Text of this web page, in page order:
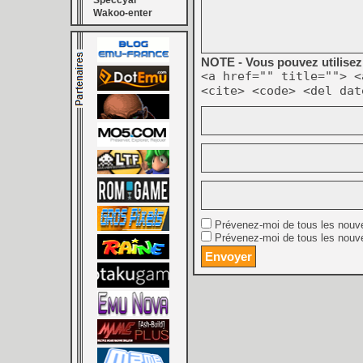
Wakoo-enter
NOTE - Vous pouvez
<a href="" title="">
<cite> <code> <del
Prévenez-moi de tous les
Prévenez-moi de tous les